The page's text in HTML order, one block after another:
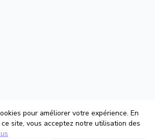
pour améliorer votre expérience. En
site, vous acceptez notre utilisation des